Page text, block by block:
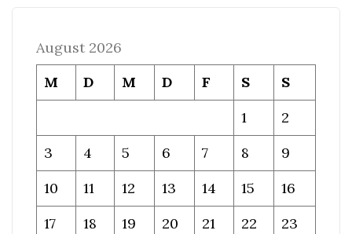
August 2026
M
D M D F S
S
1
2
3
4 5 6 7 8
9
10
11 12 13 14 15
16
17
18 19 20 21 22
23